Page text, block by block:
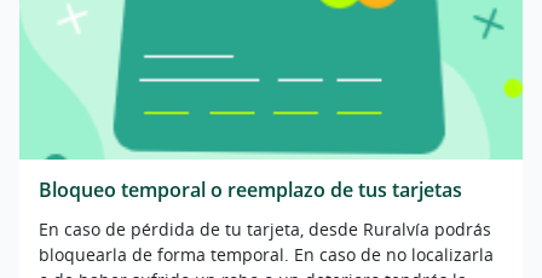
Bloqueo temporal o reemplazo de tus tarjetas
En caso de pérdida de tu tarjeta, desde Ruralvía podrás
bloquearla de forma temporal. En caso de no localizarla